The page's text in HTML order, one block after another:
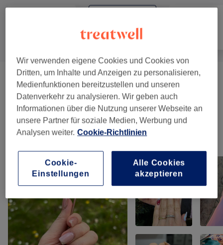
Nägel
Maniküre & Pediküre (14) ab 3 €
Nagelmodellage (5) ab 15 €
Unsere Arbeit
Bild anklicken für weitere Details
Wir verwenden eigene Cookies und Cookies von
Dritten, um Inhalte und Anzeigen zu personalisieren,
Medienfunktionen bereitzustellen und unseren
Datenverkehr zu analysieren. Wir geben auch
Informationen über die Nutzung unserer Webseite an
unsere Partner für soziale Medien, Werbung und
Analysen weiter. Cookie-Richtlinien
Cookie-
Einstellungen
Alle Cookies
akzeptieren